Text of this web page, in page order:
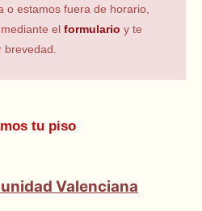
o estamos fuera de horario,
el formulario y te
tu piso
Valenciana